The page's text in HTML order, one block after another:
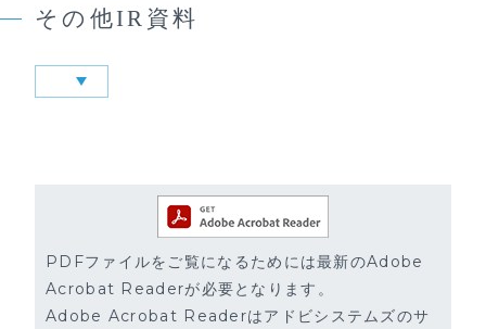
その他IR資料
PDFファイルをご覧になるためには最新のAdobe
Acrobat Readerが必要となります。
Adobe Acrobat Readerはアドビシステムズのサ